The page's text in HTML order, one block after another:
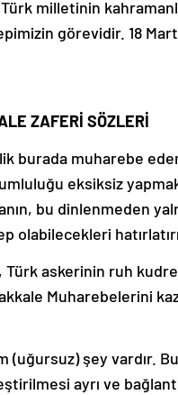
milletinin
görevidir. 18
ZAFERİ SÖZLERİ
burada muharebe
eksiksiz
bu dinlenmeden
olabilecekleri
Türk askerinin ruh
Muharebelerini
(uğursuz) şey vardır.
ayrı ve